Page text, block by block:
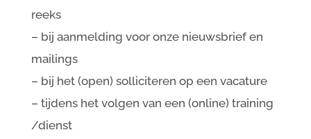
reeks
– bij aanmelding voor onze nieuwsbrief en
mailings
– bij het (open) solliciteren op een vacature
– tijdens het volgen van een (online) training
/dienst